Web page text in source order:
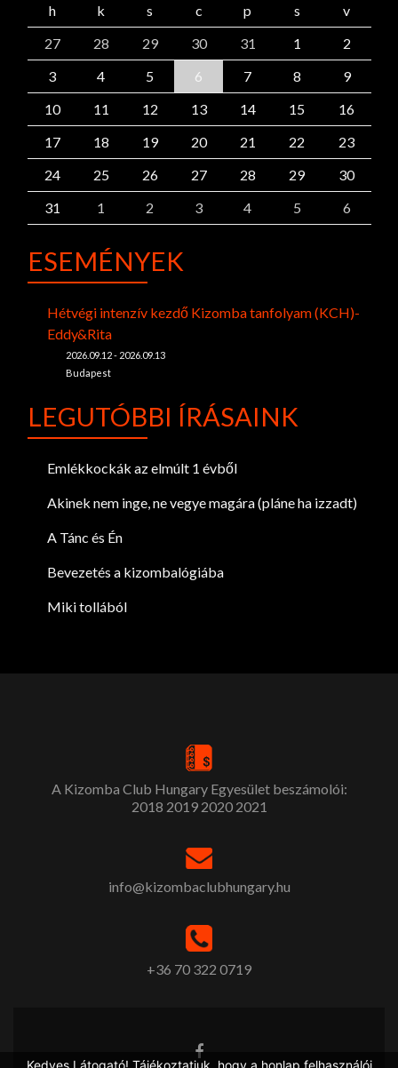
h
k s c p s
v
27
28 29 30 31 1
2
3
4 5 6 7 8
9
10
11 12 13 14 15
16
17
18 19 20 21 22
23
24
25 26 27 28 29
30
31
1 2 3 4 5 6
ESEMÉNYEK
Hétvégi intenzív kezdő Kizomba tanfolyam (KCH)-
Eddy&Rita
2026.09.12 - 2026.09.13
Budapest
LEGUTÓBBI ÍRÁSAINK
Emlékkockák az elmúlt 1 évből
Akinek nem inge, ne vegye magára (pláne ha izzadt)
A Tánc és Én
Bevezetés a kizombalógiába
Miki tollából
A Kizomba Club Hungary Egyesület beszámolói:
2018 2019 2020 2021
info@kizombaclubhungary.hu
+36 70 322 0719
Kedves Látogató! Tájékoztatjuk, hogy a honlap felhasználói